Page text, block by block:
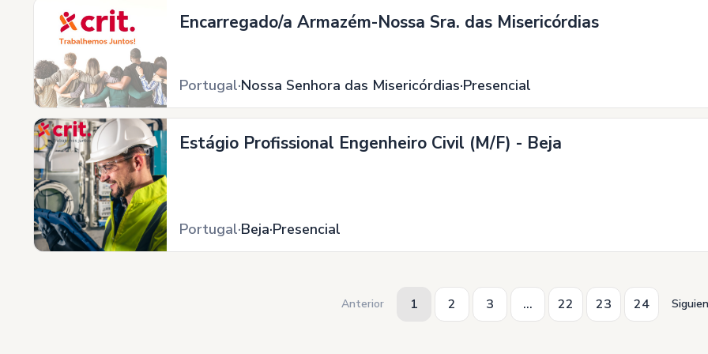
Encarregado/a Armazém-Nossa Sra. das Misericórdias
Portugal Nossa Senhora das Misericórdias Presencial
Estágio Profissional Engenheiro Civil (M/F) - Beja
Portugal Beja Presencial
Anterior 1 2 3 ... 22 23 24